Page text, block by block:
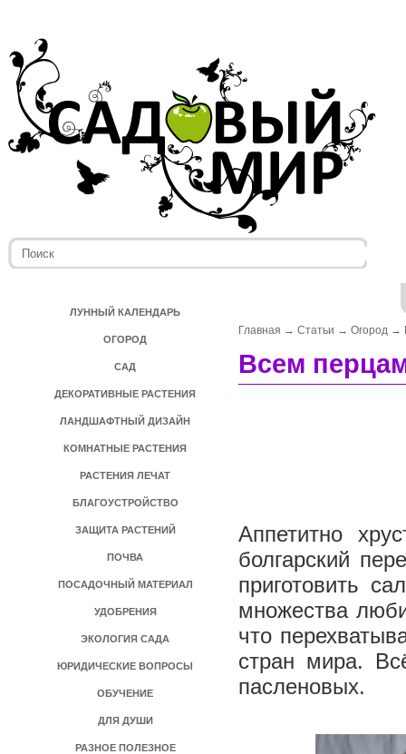
ЛУННЫЙ КАЛЕНДАРЬ
ОГОРОД
САД
ДЕКОРАТИВНЫЕ РАСТЕНИЯ
ЛАНДШАФТНЫЙ ДИЗАЙН
КОМНАТНЫЕ РАСТЕНИЯ
РАСТЕНИЯ ЛЕЧАТ
БЛАГОУСТРОЙСТВО
ЗАЩИТА РАСТЕНИЙ
ПОЧВА
ПОСАДОЧНЫЙ МАТЕРИАЛ
УДОБРЕНИЯ
ЭКОЛОГИЯ САДА
ЮРИДИЧЕСКИЕ ВОПРОСЫ
ОБУЧЕНИЕ
ДЛЯ ДУШИ
РАЗНОЕ ПОЛЕЗНОЕ
Главная → Статьи → Огород →
Всем
Аппетитно
болгарский
приготовить
множества
что
стран мира.
пасленовых.